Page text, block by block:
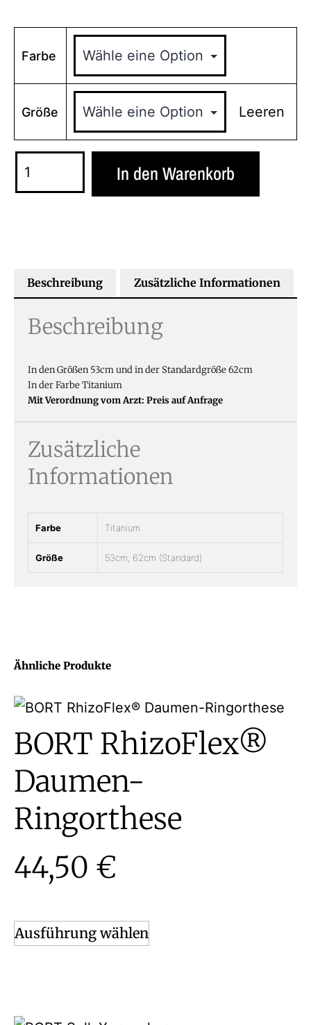
Farbe
Größe Leeren
In den Warenkorb
Beschreibung Zusätzliche Informationen
Beschreibung
In den Größen 53cm und in der Standardgröße 62cm
In der Farbe Titanium
Mit Verordnung vom Arzt: Preis auf Anfrage
Zusätzliche
Informationen
Farbe Titanium
Größe 53cm, 62cm (Standard)
Ähnliche Produkte
BORT RhizoFlex®
Daumen-
Ringorthese
44,50 €
Ausführung wählen